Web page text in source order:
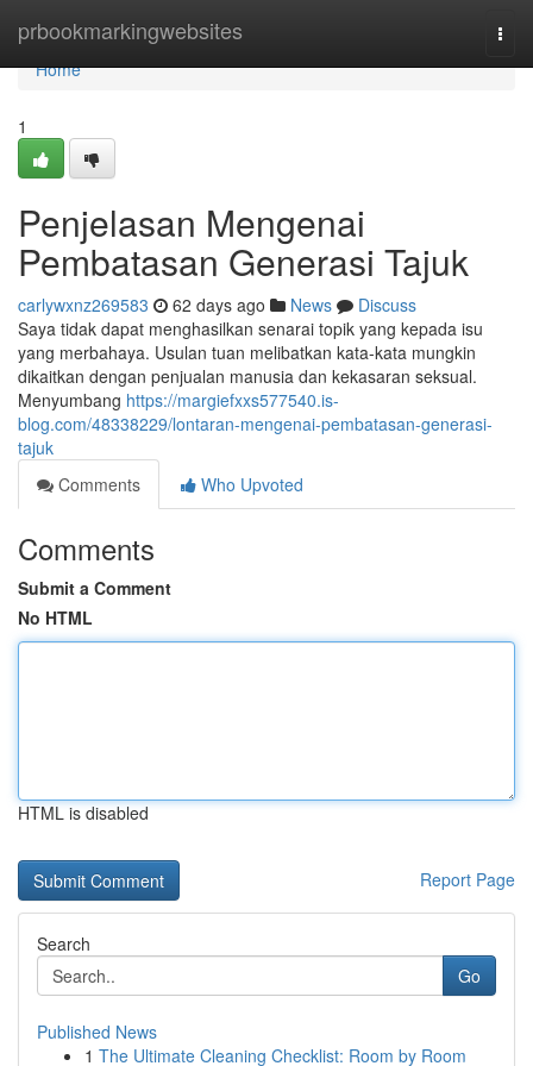
prbookmarkingwebsites
Home
Home
1
Penjelasan Mengenai
Pembatasan Generasi Tajuk
carlywxnz269583 62 days ago News
Discuss
Saya tidak dapat menghasilkan senarai topik yang kepada isu
yang merbahaya. Usulan tuan melibatkan kata-kata mungkin
dikaitkan dengan penjualan manusia dan kekasaran seksual.
Menyumbang https://margiefxxs577540.is-
blog.com/48338229/lontaran-mengenai-pembatasan-generasi-
tajuk
Comments
Who Upvoted
Comments
Submit a Comment
No HTML
HTML is disabled
Report Page
Search
Go
Published News
1 The Ultimate Cleaning Checklist: Room by Room